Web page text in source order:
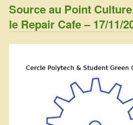
Source au Point
le Repair Cafe – 17/11/